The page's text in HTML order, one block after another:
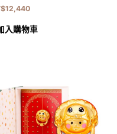
12,440
入購物車